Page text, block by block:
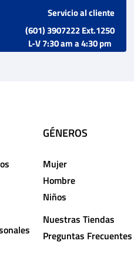
Servicio al cliente
(601) 3907222 Ext.1250
L-V 7:30 am a 4:30 pm
GÉNEROS
Mujer
Hombre
Niños
Nuestras Tiendas
Preguntas Frecuentes